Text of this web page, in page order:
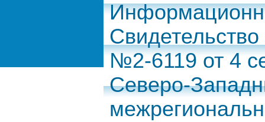
№2-6119 от 4
Северо-